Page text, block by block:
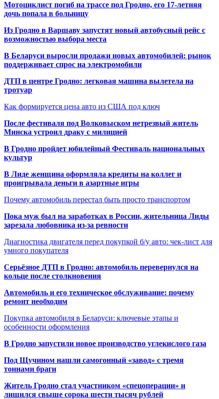
Мотоциклист погиб на трассе под Гродно, его 17-летняя
дочь попала в больницу
Из Гродно в Варшаву запустят новый автобусный рейс с
возможностью выбора места
В Беларуси выросли продажи новых автомобилей: рынок
поддерживает спрос на электромобили
ДТП в центре Гродно: легковая машина вылетела на
тротуар
Как формируется цена авто из США под ключ
После фестиваля под Волковыском нетрезвый житель
Минска устроил драку с милицией
В Гродно пройдет юбилейный Фестиваль национальных
культур
В Лиде женщина оформляла кредиты на коллег и
проигрывала деньги в азартные игры
Почему автомобиль перестал быть просто транспортом
Пока муж был на заработках в России, жительница Лиды
зарезала любовника из-за ревности
Диагностика двигателя перед покупкой б/у авто: чек-лист для
умного покупателя
Серьёзное ДТП в Гродно: автомобиль перевернулся на
кольце после столкновения
Автомобиль и его техническое обслуживание: почему
ремонт необходим
Покупка автомобиля в Беларуси: ключевые этапы и
особенности оформления
В Гродно запустили новое производство углекислого газа
Под Щучином нашли самогонный «завод» с тремя
тоннами браги
Житель Гродно стал участником «спецоперации» и
лишился свыше сорока шести тысяч рублей